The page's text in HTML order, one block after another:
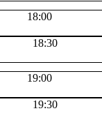
18:00
18:30
19:00
19:30